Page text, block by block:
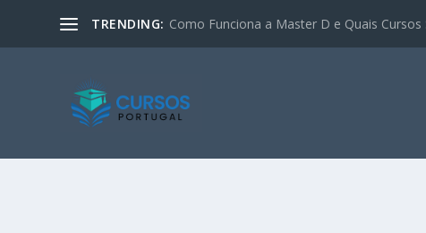
TRENDING: Como Funciona a Master D e Quais Cursos